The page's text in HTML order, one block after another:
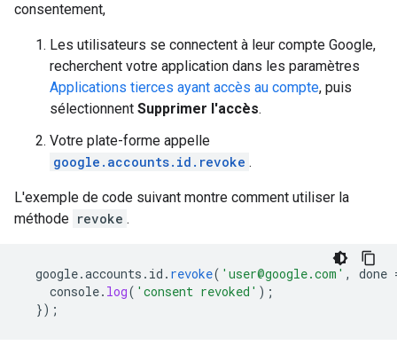
consentement,
Les utilisateurs se connectent à leur compte Google,
recherchent votre application dans les paramètres
Applications tierces ayant accès au compte, puis
sélectionnent Supprimer l'accès.
Votre plate-forme appelle
google.accounts.id.revoke .
L'exemple de code suivant montre comment utiliser la
méthode revoke .
google.accounts . id . revoke( 'user@google.com' , done
console. log( 'consent revoked' );
});